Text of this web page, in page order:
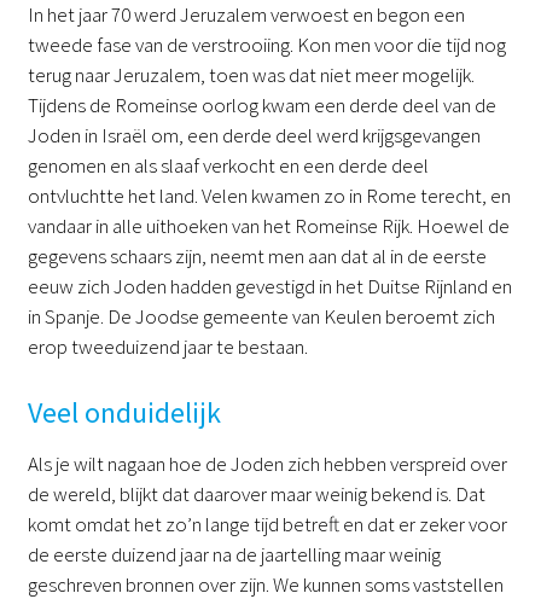
In het jaar 70 werd Jeruzalem verwoest en begon een
tweede fase van de verstrooiing. Kon men voor die tijd nog
terug naar Jeruzalem, toen was dat niet meer mogelijk.
Tijdens de Romeinse oorlog kwam een derde deel van de
Joden in Israël om, een derde deel werd krijgsgevangen
genomen en als slaaf verkocht en een derde deel
ontvluchtte het land. Velen kwamen zo in Rome terecht, en
vandaar in alle uithoeken van het Romeinse Rijk. Hoewel de
gegevens schaars zijn, neemt men aan dat al in de eerste
eeuw zich Joden hadden gevestigd in het Duitse Rijnland en
in Spanje. De Joodse gemeente van Keulen beroemt zich
erop tweeduizend jaar te bestaan.
Veel onduidelijk
Als je wilt nagaan hoe de Joden zich hebben verspreid over
de wereld, blijkt dat daarover maar weinig bekend is. Dat
komt omdat het zo’n lange tijd betreft en dat er zeker voor
de eerste duizend jaar na de jaartelling maar weinig
geschreven bronnen over zijn. We kunnen soms vaststellen